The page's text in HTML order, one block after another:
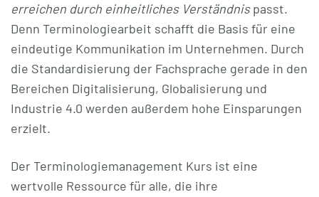
erreichen durch einheitliches Verständnispasst.
Denn Terminologiearbeit schafft die Basis für eine
eindeutige Kommunikation im Unternehmen. Durch
die Standardisierung der Fachsprache gerade in den
Bereichen Digitalisierung, Globalisierung und
Industrie 4.0 werden außerdem hohe Einsparungen
erzielt.
Der Terminologiemanagement Kurs ist eine
wertvolle Ressource für alle, die ihre